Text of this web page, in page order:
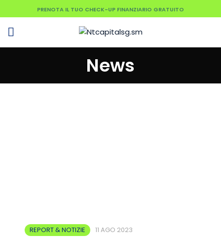
News
REPORT & NOTIZIE 11 AGO 2023
PRENOTA IL TUO CHECK-UP FINANZIARIO GRATUITO